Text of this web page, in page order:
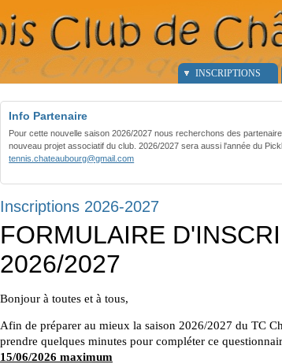
INSCRIPTIONS
Info Partenaire
Pour cette nouvelle saison 2026/2027 nous recherchons des
nouveau projet associatif du club. 2026/2027 sera aussi l'année du
tennis.chateaubourg@gmail.com
Inscriptions 2026-2027